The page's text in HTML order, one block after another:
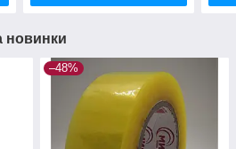
новинки
–48%